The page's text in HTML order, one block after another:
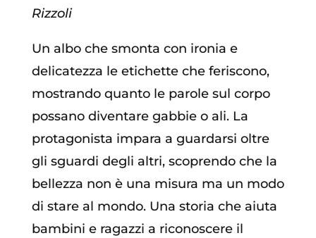
Rizzoli
Un albo che smonta con ironia e
delicatezza le etichette che feriscono,
mostrando quanto le parole sul corpo
possano diventare gabbie o ali. La
protagonista impara a guardarsi oltre
gli sguardi degli altri, scoprendo che la
bellezza non è una misura ma un modo
di stare al mondo. Una storia che aiuta
bambini e ragazzi a riconoscere il